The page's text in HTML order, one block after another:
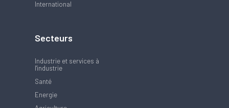
International
Secteurs
Industrie et services à
l'industrie
Santé
Energie